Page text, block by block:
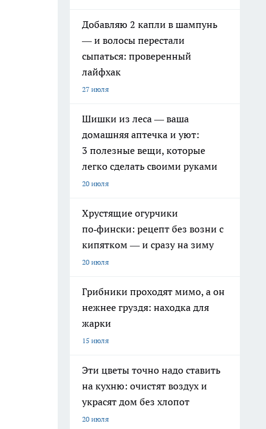
Добавляю 2 капли в шампунь
— и волосы перестали
сыпаться: проверенный
лайфхак
27 июля
Шишки из леса — ваша
домашняя аптечка и уют:
3 полезные вещи, которые
легко сделать своими руками
20 июля
Хрустящие огурчики
по‑фински: рецепт без возни с
кипятком — и сразу на зиму
20 июля
Грибники проходят мимо, а он
нежнее груздя: находка для
жарки
15 июля
Эти цветы точно надо ставить
на кухню: очистят воздух и
украсят дом без хлопот
20 июля